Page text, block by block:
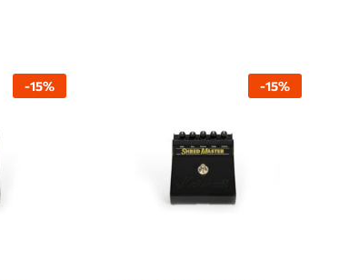
-15% -15%